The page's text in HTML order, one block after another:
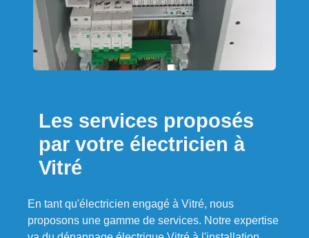
Les services proposés
par votre électricien à
Vitré
En tant qu'électricien engagé à Vitré, nous
proposons une gamme de services. Notre expertise